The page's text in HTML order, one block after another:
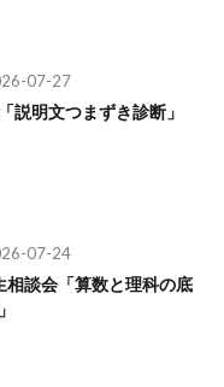
07-27
説明文つまずき診断」
07-24
相談会「算数と理科の底